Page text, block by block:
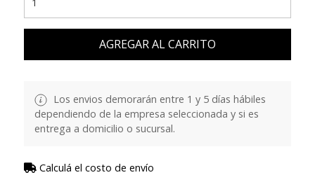
AGREGAR AL CARRITO
Los envios demorarán entre 1 y 5 días hábiles
dependiendo de la empresa seleccionada y si es
entrega a domicilio o sucursal.
Calculá el costo de envío